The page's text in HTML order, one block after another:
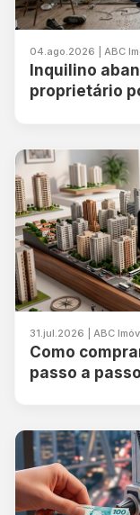
04.ago.2026 | ABC
Inquilino
proprietário
31.jul.2026 | ABC
Como
passo a